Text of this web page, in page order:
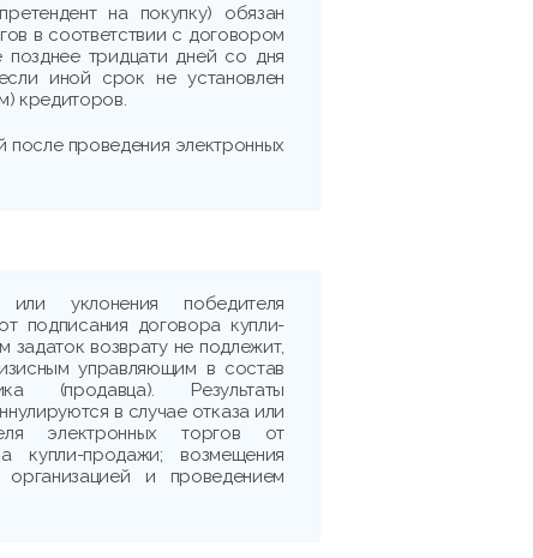
на покупку) обязан
в соответствии с договором
позднее тридцати дней со дня
иной срок не установлен
кредиторов.
после проведения электронных
уклонения победителя
подписания договора купли-
задаток возврату не подлежит,
управляющим в состав
(продавца). Результаты
в случае отказа или
электронных торгов от
купли-продажи; возмещения
организацией и проведением